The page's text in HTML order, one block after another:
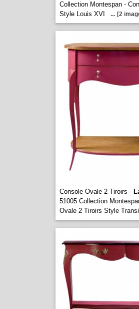
Collection Montespan -
Style Louis XVI
... [2
Console Ovale 2 Tiroirs -
51005 Collection
Ovale 2 Tiroirs Style